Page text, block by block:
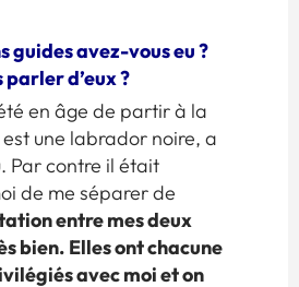
guides avez-vous eu ?
d’eux ?
en âge de partir à la
une labrador noire, a
Par contre il était
de me séparer de
entre mes deux
bien. Elles ont chacune
avec moi et on